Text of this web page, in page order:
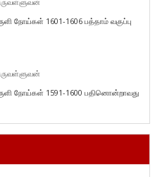
நோய்கள் 1601-1606 பத்தாம் வகுப்பு
நோய்கள் 1591-1600 பதினொன்றாவது